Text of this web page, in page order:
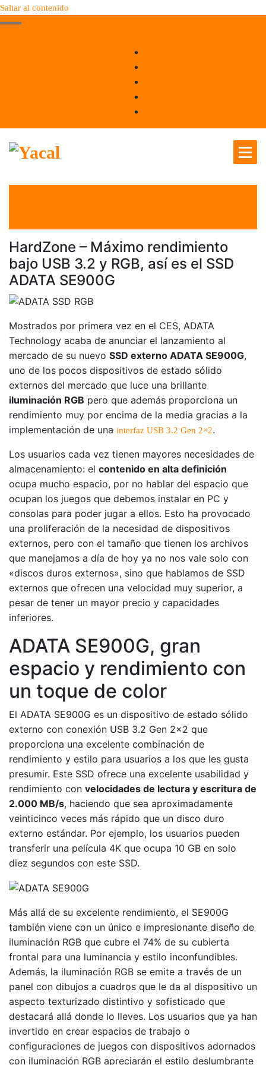
Saltar al contenido
HardZone – Máximo rendimiento
bajo USB 3.2 y RGB, así es el SSD
ADATA SE900G
Mostrados por primera vez en el CES, ADATA
Technology acaba de anunciar el lanzamiento al
mercado de su nuevo SSD externo ADATA SE900G,
uno de los pocos dispositivos de estado sólido
externos del mercado que luce una brillante
iluminación RGB pero que además proporciona un
rendimiento muy por encima de la media gracias a la
implementación de una interfaz USB 3.2 Gen 2×2.
Los usuarios cada vez tienen mayores necesidades de
almacenamiento: el contenido en alta definición
ocupa mucho espacio, por no hablar del espacio que
ocupan los juegos que debemos instalar en PC y
consolas para poder jugar a ellos. Esto ha provocado
una proliferación de la necesidad de dispositivos
externos, pero con el tamaño que tienen los archivos
que manejamos a día de hoy ya no nos vale solo con
«discos duros externos», sino que hablamos de SSD
externos que ofrecen una velocidad muy superior, a
pesar de tener un mayor precio y capacidades
inferiores.
ADATA SE900G, gran
espacio y rendimiento con
un toque de color
El ADATA SE900G es un dispositivo de estado sólido
externo con conexión USB 3.2 Gen 2×2 que
proporciona una excelente combinación de
rendimiento y estilo para usuarios a los que les gusta
presumir. Este SSD ofrece una excelente usabilidad y
rendimiento con velocidades de lectura y escritura de
2.000 MB/s, haciendo que sea aproximadamente
veinticinco veces más rápido que un disco duro
externo estándar. Por ejemplo, los usuarios pueden
transferir una película 4K que ocupa 10 GB en solo
diez segundos con este SSD.
Más allá de su excelente rendimiento, el SE900G
también viene con un único e impresionante diseño de
iluminación RGB que cubre el 74% de su cubierta
frontal para una luminancia y estilo inconfundibles.
Además, la iluminación RGB se emite a través de un
panel con dibujos a cuadros que le da al dispositivo un
aspecto texturizado distintivo y sofisticado que
destacará allá donde lo lleves. Los usuarios que ya han
invertido en crear espacios de trabajo o
configuraciones de juegos con dispositivos adornados
con iluminación RGB apreciarán el estilo deslumbrante